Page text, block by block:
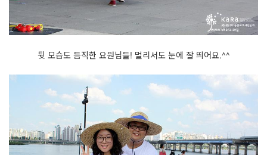
뒷 모습도 듬직한 요원님들! 멀리서도 눈에 잘 띄어요.^^